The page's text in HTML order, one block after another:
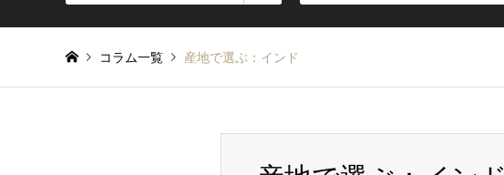
コラム一覧 産地で選ぶ：インド